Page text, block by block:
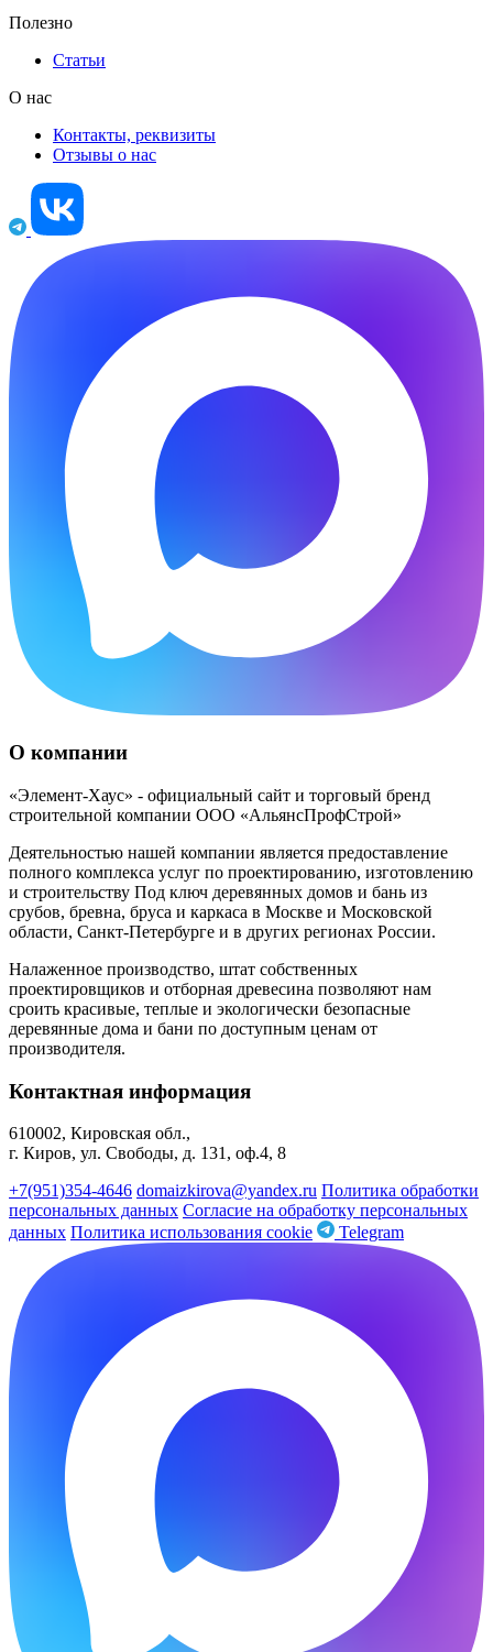
Полезно
Статьи
О нас
Контакты, реквизиты
Отзывы о нас
О компании
«Элемент-Хаус» - официальный сайт и торговый бренд
строительной компании ООО «АльянсПрофСтрой»
Деятельностью нашей компании является предоставление
полного комплекса услуг по проектированию, изготовлению
и строительству Под ключ деревянных домов и бань из
срубов, бревна, бруса и каркаса в Москве и Московской
области, Санкт-Петербурге и в других регионах России.
Налаженное производство, штат собственных
проектировщиков и отборная древесина позволяют нам
сроить красивые, теплые и экологически безопасные
деревянные дома и бани по доступным ценам от
производителя.
Контактная информация
610002, Кировская обл.,
г. Киров, ул. Свободы, д. 131, оф.4, 8
+7(951)354-4646 domaizkirova@yandex.ru Политика обработки
персональных данных Согласие на обработку персональных
данных Политика использования cookie Telegram